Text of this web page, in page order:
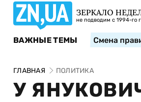
ЗЕРКАЛО
не подводим с 1994-го
ВАЖНЫЕ ТЕМЫ Смена
ГЛАВНАЯ ПОЛИТИКА
У